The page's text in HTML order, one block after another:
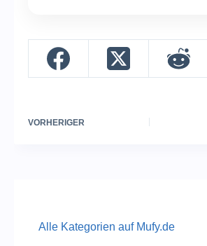
VORHERIGER
Alle Kategorien auf Mufy.de